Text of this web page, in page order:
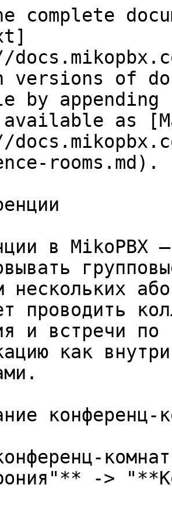
complete
versions of
by
as
rooms.md).
в MikoPBX
нескольких
проводить
и встречи по
как
конференц-
->